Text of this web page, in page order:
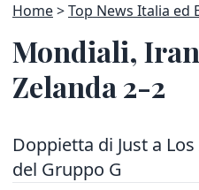
Home Top News Italia ed
Mondiali,
Zelanda 2-2
Doppietta di Just a
del Gruppo G